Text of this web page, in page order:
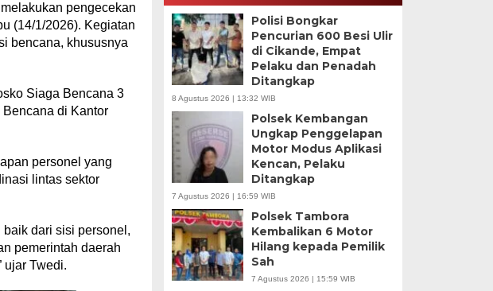
pengecekan
(14/1/2026). Kegiatan
bencana, khususnya
Siaga Bencana 3
di Kantor
personel yang
lintas sektor
dari sisi personel,
pemerintah daerah
ujar Twedi.
Polisi Bongkar
Pencurian 600 Besi Ulir
di Cikande, Empat
Pelaku dan Penadah
Ditangkap
8 Agustus 2026 | 13:32 WIB
Polsek Kembangan
Ungkap Penggelapan
Motor Modus Aplikasi
Kencan, Pelaku
Ditangkap
7 Agustus 2026 | 16:59 WIB
Polsek Tambora
Kembalikan 6 Motor
Hilang kepada Pemilik
Sah
7 Agustus 2026 | 15:59 WIB